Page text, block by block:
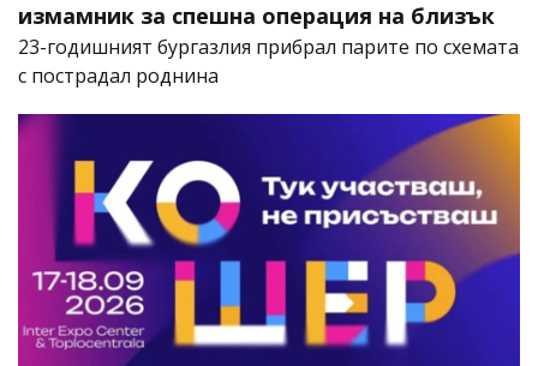
измамник за спешна операция на близък
23-годишният бургазлия прибрал парите по схемата
с пострадал роднина